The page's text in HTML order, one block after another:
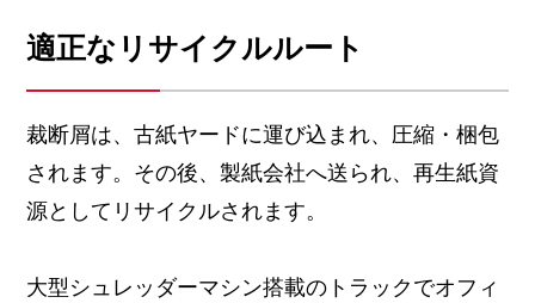
適正なリサイクルルート
裁断屑は、古紙ヤードに運び込まれ、圧縮・梱包
されます。その後、製紙会社へ送られ、再生紙資
源としてリサイクルされます。
大型シュレッダーマシン搭載のトラックでオフィ